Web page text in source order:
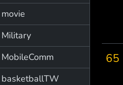
Military
basketballTW
65